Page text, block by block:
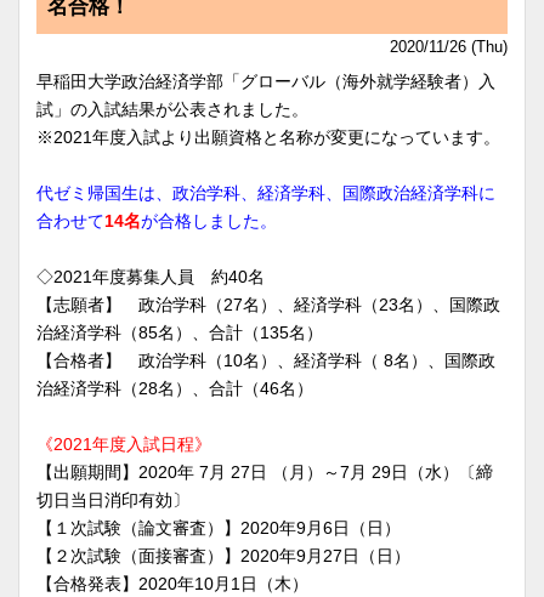
名合格！
2020/11/26 (Thu)
早稲田大学政治経済学部「グローバル（海外就学経験者）入
試」の入試結果が公表されました。
※2021年度入試より出願資格と名称が変更になっています。
代ゼミ帰国生は、政治学科、経済学科、国際政治経済学科に
合わせて14名が合格しました。
◇2021年度募集人員 約40名
【志願者】 政治学科（27名）、経済学科（23名）、国際政
治経済学科（85名）、合計（135名）
【合格者】 政治学科（10名）、経済学科（ 8名）、国際政
治経済学科（28名）、合計（46名）
《2021年度入試日程》
【出願期間】2020年 7月 27日 （月）～7月 29日（水）〔締
切日当日消印有効〕
【１次試験（論文審査）】2020年9月6日（日）
【２次試験（面接審査）】2020年9月27日（日）
【合格発表】2020年10月1日（木）